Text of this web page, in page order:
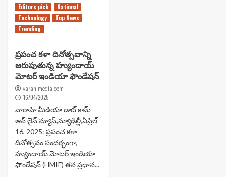
Editors pick
National
Technology
Top News
Trending
ప్రపంచ కళా దినోత్సవాన్ని
జరుపుతున్న హ్యుందాయ్
మోటర్ ఇండియా ఫౌండేషన్
varahimedia.com
16/04/2025
వారాహి మీడియా డాట్ కామ్
ఆన్ లైన్ న్యూస్,న్యూఢిల్లీ,ఏప్రిల్
16, 2025: ప్రపంచ కళా
దినోత్సవం సందర్భంగా,
హ్యుందాయ్ మోటర్ ఇండియా
ఫౌండేషన్ (HMIF) తన ప్రధాన...